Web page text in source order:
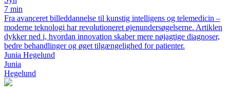
7 min
Fra avanceret billeddannelse til kunstig intelligens og telemedicin –
moderne teknologi har revolutioneret øjenundersøgelserne. Artiklen
dykker ned i, hvordan innovation skaber mere nøjagtige diagnoser,
bedre behandlinger og øget tilgængelighed for patienter.
Junia Hegelund
Junia
Hegelund